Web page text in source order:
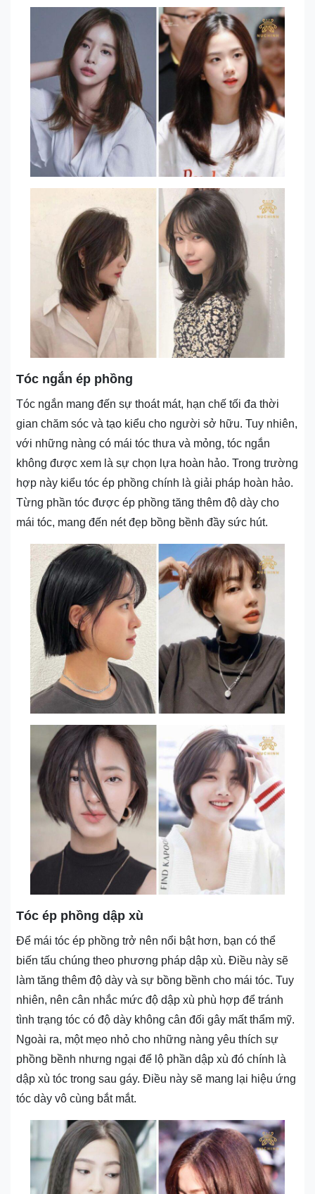
Tóc ngắn ép phồng
Tóc ngắn mang đến sự thoát mát, hạn chế tối đa thời
gian chăm sóc và tạo kiểu cho người sở hữu. Tuy nhiên,
với những nàng có mái tóc thưa và mỏng, tóc ngắn
không được xem là sự chọn lựa hoàn hảo. Trong trường
hợp này kiểu tóc ép phồng chính là giải pháp hoàn hảo.
Từng phần tóc được ép phồng tăng thêm độ dày cho
mái tóc, mang đến nét đẹp bồng bềnh đầy sức hút.
Tóc ép phồng dập xù
Để mái tóc ép phồng trở nên nổi bật hơn, bạn có thể
biến tấu chúng theo phương pháp dập xù. Điều này sẽ
làm tăng thêm độ dày và sự bồng bềnh cho mái tóc. Tuy
nhiên, nên cân nhắc mức độ dập xù phù hợp để tránh
tình trạng tóc có độ dày không cân đối gây mất thẩm mỹ.
Ngoài ra, một mẹo nhỏ cho những nàng yêu thích sự
phồng bềnh nhưng ngại để lộ phần dập xù đó chính là
dập xù tóc trong sau gáy. Điều này sẽ mang lại hiệu ứng
tóc dày vô cùng bắt mắt.